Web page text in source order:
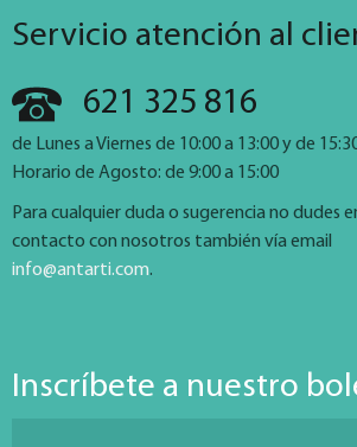
Servicio atención al
621 325 816
de Lunes a Viernes de 10:00 a 13:00 y de
Horario de Agosto: de 9:00 a 15:00
Para cualquier duda o sugerencia no dudes
contacto con nosotros también vía email
info@antarti.com.
Inscríbete a nuestro